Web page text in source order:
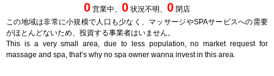
0 営業中、 0 状況不明、 0 閉店
この地域は非常に小規模で人口も少なく、マッサージやSPAサービスへの需要
がほとんどないため、投資する事業者はいません。
This is a very small area, due to less population, no market request for
massage and spa, that’s why no spa owner wanna invest in this area.